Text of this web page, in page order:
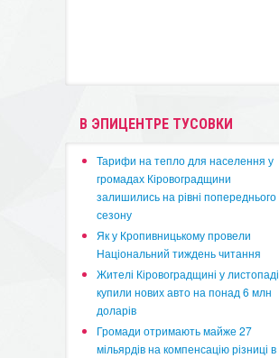
В ЭПИЦЕНТРЕ ТУСОВКИ
​Тарифи на тепло для населення у
громадах Кіровоградщини
залишились на рівні попереднього
сезону
​Як у Кропивницькому провели
Національний тиждень читання
​Жителі Кіровоградщині у листопаді
купили нових авто на понад 6 млн
доларів
​Громади отримають майже 27
мільярдів на компенсацію різниці в